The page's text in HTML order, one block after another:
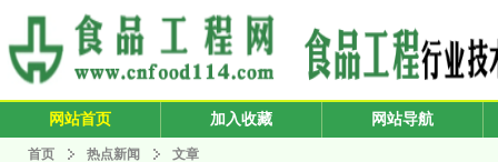
网站首页 加入收藏 网站导航
首页 热点新闻 文章